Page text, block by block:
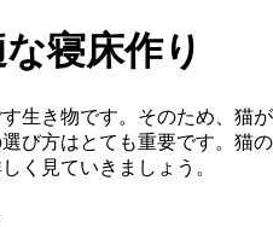
寝床作り
生き物です。そのため、猫が
び方はとても重要です。猫の
く見ていきましょう。